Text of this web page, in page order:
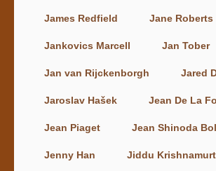
James Redfield Jane Roberts
Jankovics Marcell Jan Tober
Jan van Rijckenborgh Jared
Jaroslav Hašek Jean De La
Jean Piaget Jean Shinoda
Jenny Han Jiddu